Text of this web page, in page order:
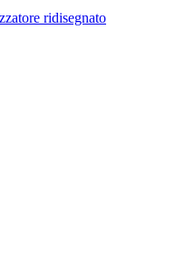
ridisegnato